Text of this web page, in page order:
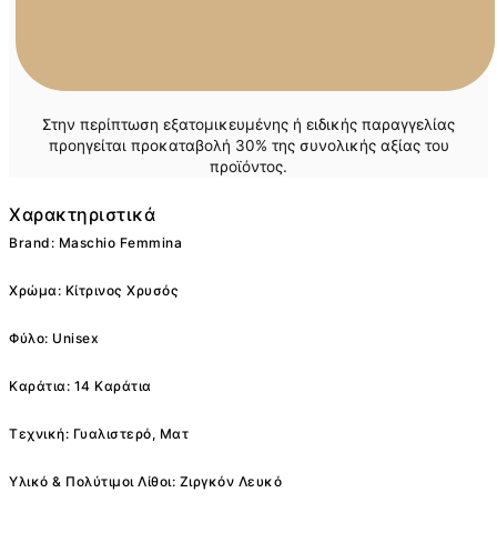
Στην περίπτωση εξατομικευμένης ή ειδικής παραγγελίας
προηγείται προκαταβολή 30% της συνολικής αξίας του
προϊόντος.
Χαρακτηριστικά
Brand: Maschio Femmina
Χρώμα: Κίτρινος Χρυσός
Φύλο: Unisex
Καράτια: 14 Καράτια
Τεχνική: Γυαλιστερό, Ματ
Υλικό & Πολύτιμοι Λίθοι: Ζιργκόν Λευκό